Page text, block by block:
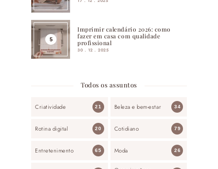
Imprimir calendário 2026: como
fazer em casa com qualidade
profissional
30 . 12 . 2025
Todos os assuntos
Criatividade 21 Beleza e bem-estar 34
Rotina digital 20 Cotidiano 79
Entretenimento 65 Moda 26